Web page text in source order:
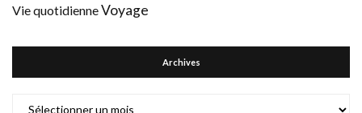
Vie quotidienneVoyage
Archives